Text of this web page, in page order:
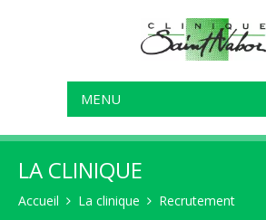
MENU
LA CLINIQUE
Accueil La clinique Recrutement